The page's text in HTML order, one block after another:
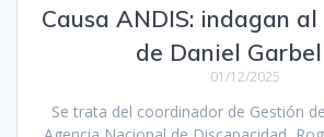
Causa ANDIS: indagan al
de Daniel
01/12/2025
Se trata del coordinador de Gestión